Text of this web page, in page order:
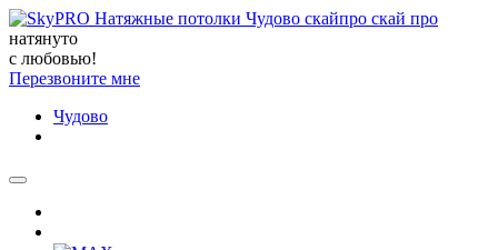
натянуто
с любовью!
Перезвоните мне
Чудово